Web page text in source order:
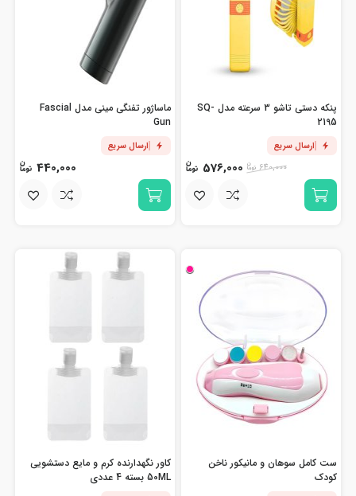
پنکه دستی تاشو 3 سرعته مدل SQ-
2195
ارسال سریع
640,000
576,000
ماساژور تفنگی مینی مدل Fascial
Gun
ارسال سریع
440,000
ست کامل سوهان و مانیکور ناخن
کودک
کاور نگهدارنده کرم و مایع دستشویی
50ML بسته 4 عددی